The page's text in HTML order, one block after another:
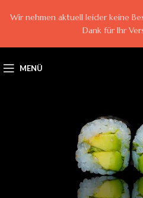
MENÜ
Wir nehmen aktuell leider keine
Dank für Ihr